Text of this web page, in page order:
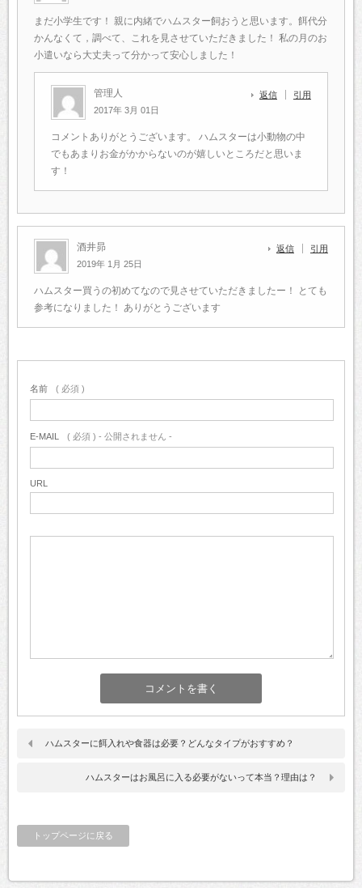
まだ小学生です！ 親に内緒でハムスター飼おうと思います。餌代分
かんなくて，調べて、これを見させていただきました！ 私の月のお
小遣いなら大丈夫って分かって安心しました！
管理人
2017年 3月 01日
返信 引用
コメントありがとうございます。
ハムスターは小動物の中
でもあまりお金がかからないのが嬉しいところだと思いま
す！
酒井昴
2019年 1月 25日
返信 引用
ハムスター買うの初めてなので見させていただきましたー！
とても
参考になりました！ ありがとうございます
名前 ( 必須 )
E-MAIL ( 必須 ) - 公開されません -
URL
ハムスターに餌入れや食器は必要？どんなタイプがおすすめ？
ハムスターはお風呂に入る必要がないって本当？理由は？
トップページに戻る